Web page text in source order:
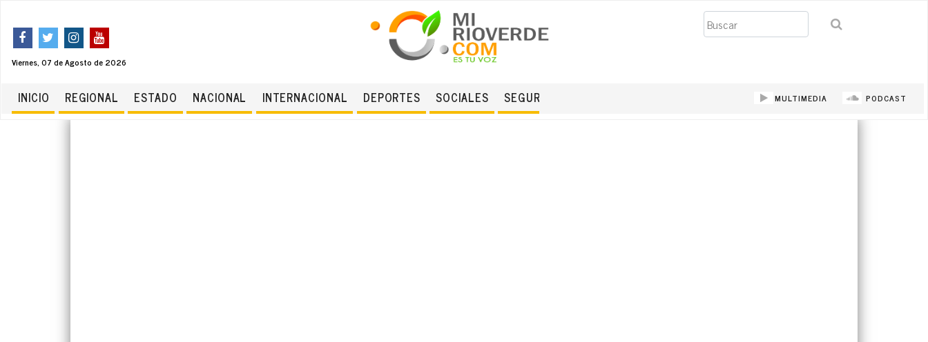
Viernes, 07 de Agosto de 2026
Buscar
INICIO REGIONAL ESTADO NACIONAL INTERNACIONAL DEPORTES SOCIALES SEGURIDAD MULTIMEDIA PODCAST